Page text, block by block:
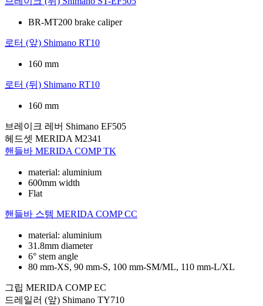
BR-MT200 brake caliper
로터 (앞) Shimano RT10
160 mm
로터 (뒤) Shimano RT10
160 mm
브레이크 레버 Shimano EF505
헤드셋 MERIDA M2341
핸들바 MERIDA COMP TK
material: aluminium
600mm width
Flat
핸들바 스템 MERIDA COMP CC
material: aluminium
31.8mm diameter
6° stem angle
80 mm-XS, 90 mm-S, 100 mm-SM/ML, 110 mm-L/XL
그립 MERIDA COMP EC
드레일러 (앞) Shimano TY710